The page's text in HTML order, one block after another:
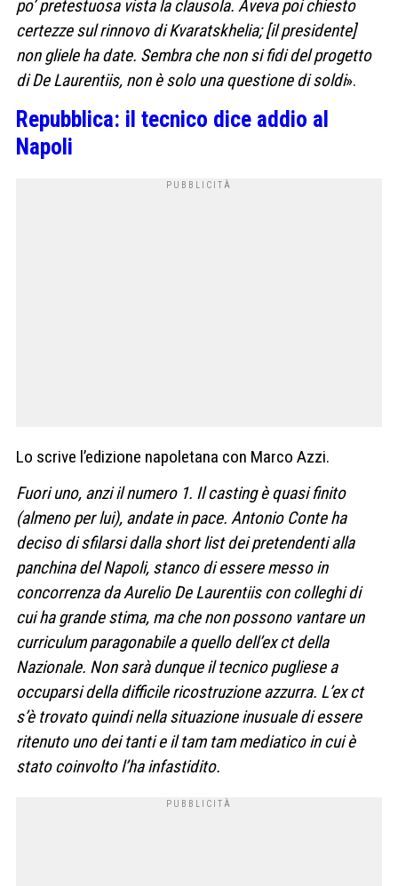
po’ pretestuosa vista la clausola. Aveva poi chiesto
certezze sul rinnovo di Kvaratskhelia; [il presidente]
non gliele ha date. Sembra che non si fidi del progetto
di De Laurentiis, non è solo una questione di soldi».
Repubblica: il tecnico dice addio al
Napoli
Lo scrive l’edizione napoletana con Marco Azzi.
Fuori uno, anzi il numero 1. Il casting è quasi finito
(almeno per lui), andate in pace. Antonio Conte ha
deciso di sfilarsi dalla short list dei pretendenti alla
panchina del Napoli, stanco di essere messo in
concorrenza da Aurelio De Laurentiis con colleghi di
cui ha grande stima, ma che non possono vantare un
curriculum paragonabile a quello dell’ex ct della
Nazionale. Non sarà dunque il tecnico pugliese a
occuparsi della difficile ricostruzione azzurra. L’ex ct
s’è trovato quindi nella situazione inusuale di essere
ritenuto uno dei tanti e il tam tam mediatico in cui è
stato coinvolto l’ha infastidito.